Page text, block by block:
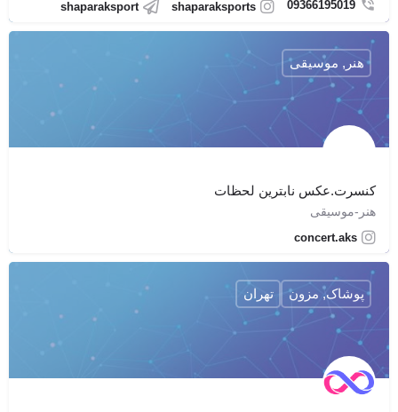
09366195019
shaparaksports
shaparaksport
کنسرت.عکس نابترین لحظات
هنر-موسیقی
concert.aks
هنر, موسیقی
پوشاک, مزون تهران